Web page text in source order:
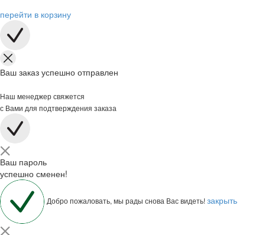
перейти в корзину
Ваш заказ успешно отправлен
Наш менеджер свяжется
с Вами для подтверждения заказа
Ваш пароль
успешно сменен!
Добро пожаловать, мы рады снова Вас видеть!закрыть